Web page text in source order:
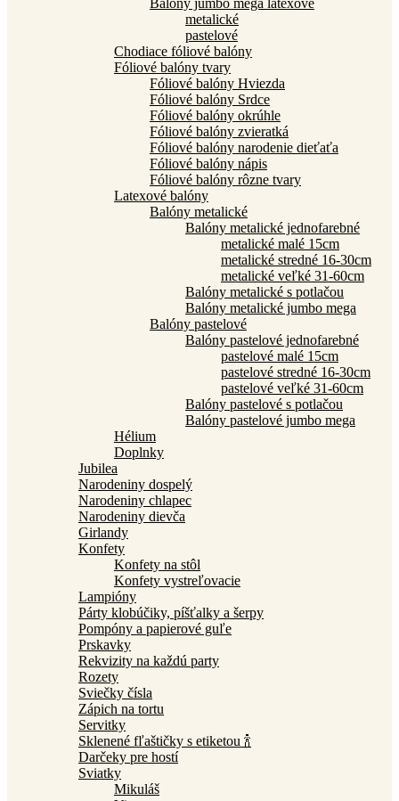
Balóny jumbo mega latexové
metalické
pastelové
Chodiace fóliové balóny
Fóliové balóny tvary
Fóliové balóny Hviezda
Fóliové balóny Srdce
Fóliové balóny okrúhle
Fóliové balóny zvieratká
Fóliové balóny narodenie dieťaťa
Fóliové balóny nápis
Fóliové balóny rôzne tvary
Latexové balóny
Balóny metalické
Balóny metalické jednofarebné
metalické malé 15cm
metalické stredné 16-30cm
metalické veľké 31-60cm
Balóny metalické s potlačou
Balóny metalické jumbo mega
Balóny pastelové
Balóny pastelové jednofarebné
pastelové malé 15cm
pastelové stredné 16-30cm
pastelové veľké 31-60cm
Balóny pastelové s potlačou
Balóny pastelové jumbo mega
Hélium
Doplnky
Jubilea
Narodeniny dospelý
Narodeniny chlapec
Narodeniny dievča
Girlandy
Konfety
Konfety na stôl
Konfety vystreľovacie
Lampióny
Párty klobúčiky, píšťalky a šerpy
Pompóny a papierové guľe
Prskavky
Rekvizity na každú party
Rozety
Sviečky čísla
Zápich na tortu
Servitky
Sklenené fľaštičky s etiketou 🍾
Darčeky pre hostí
Sviatky
Mikuláš